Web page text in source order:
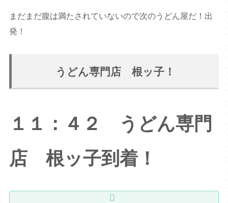
まだまだ腹は満たされていないので次のうどん屋だ！出
発！
うどん専門店 根ッ子！
１１：４２ うどん専門
店 根ッ子到着！